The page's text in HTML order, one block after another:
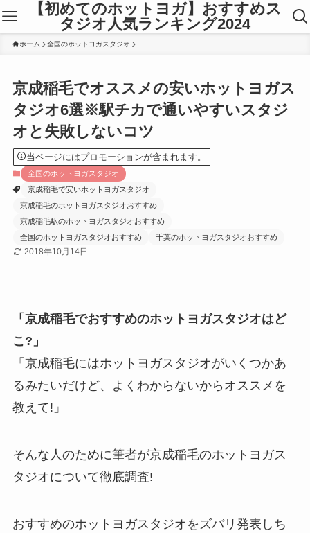
【初めてのホットヨガ】おすすめス
タジオ人気ランキング2024
ホーム 全国のホットヨガスタジオ
京成稲毛でオススメの安いホットヨガス
タジオ6選※駅チカで通いやすいスタジ
オと失敗しないコツ
当ページにはプロモーションが含まれます。
全国のホットヨガスタジオ
京成稲毛で安いホットヨガスタジオ
京成稲毛のホットヨガスタジオおすすめ
京成稲毛駅のホットヨガスタジオおすすめ
全国のホットヨガスタジオおすすめ
千葉のホットヨガスタジオおすすめ
2018年10月14日
「京成稲毛でおすすめのホットヨガスタジオはど
こ?」
「京成稲毛にはホットヨガスタジオがいくつかあ
るみたいだけど、よくわからないからオススメを
教えて!」
そんな人のために筆者が京成稲毛のホットヨガス
タジオについて徹底調査!
おすすめのホットヨガスタジオをズバリ発表しち